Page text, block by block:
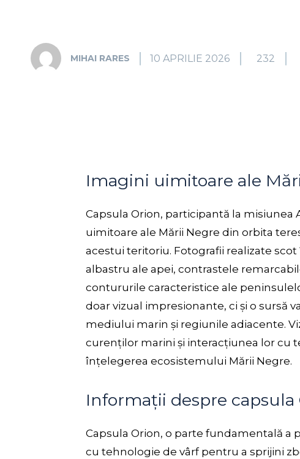
MIHAI RARES 10 APRILIE 2026 232
Imagini uimitoare ale
Capsula Orion, participantă la misiunea
uimitoare ale Mării Negre din orbita
acestui teritoriu. Fotografii realizate
albastru ale apei, contrastele
contururile caracteristice ale
doar vizual impresionante, ci și o sursă
mediului marin și regiunile adiacente.
curenților marini și interacțiunea lor cu
înțelegerea ecosistemului Mării Negre.
Informații despre capsula
Capsula Orion, o parte fundamentală
cu tehnologie de vârf pentru a sprijini